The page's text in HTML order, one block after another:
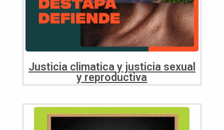
Justicia climatica y justicia sexual
y reproductiva